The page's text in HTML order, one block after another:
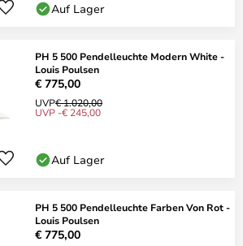
Auf Lager
PH 5 500 Pendelleuchte Modern White -
Louis Poulsen
€ 775,00
UVP€ 1.020,00
UVP -€ 245,00
Auf Lager
PH 5 500 Pendelleuchte Farben Von Rot -
Louis Poulsen
€ 775,00